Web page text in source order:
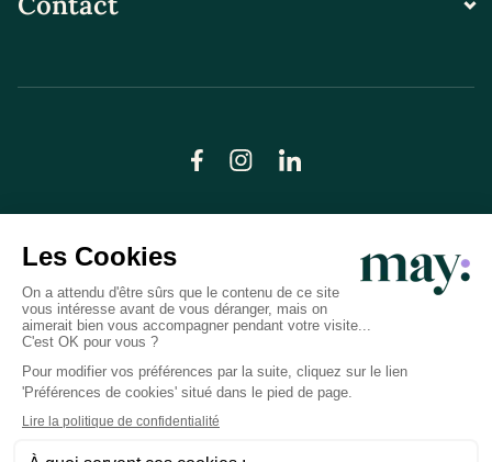
© LN CARE 2026
Politique de confidentialité
Conditions générales d’utilisation
Plan du site